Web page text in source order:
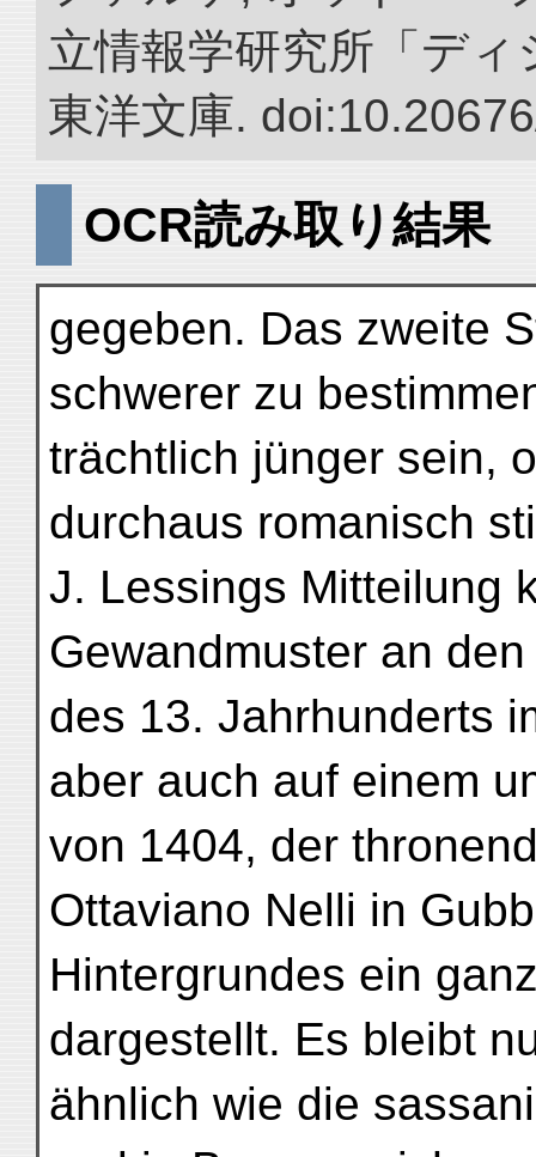
立情報学研究所「デ
東洋文庫.
OCR読み取り結果
gegeben. Das zweite
schwerer zu
trächtlich jünger sein,
durchaus romanisch
J. Lessings Mitteilung
Gewandmuster an
des 13. Jahrhunderts
aber auch auf einem
von 1404, der
Ottaviano Nelli in
Hintergrundes ein
dargestellt. Es bleibt
ähnlich wie die